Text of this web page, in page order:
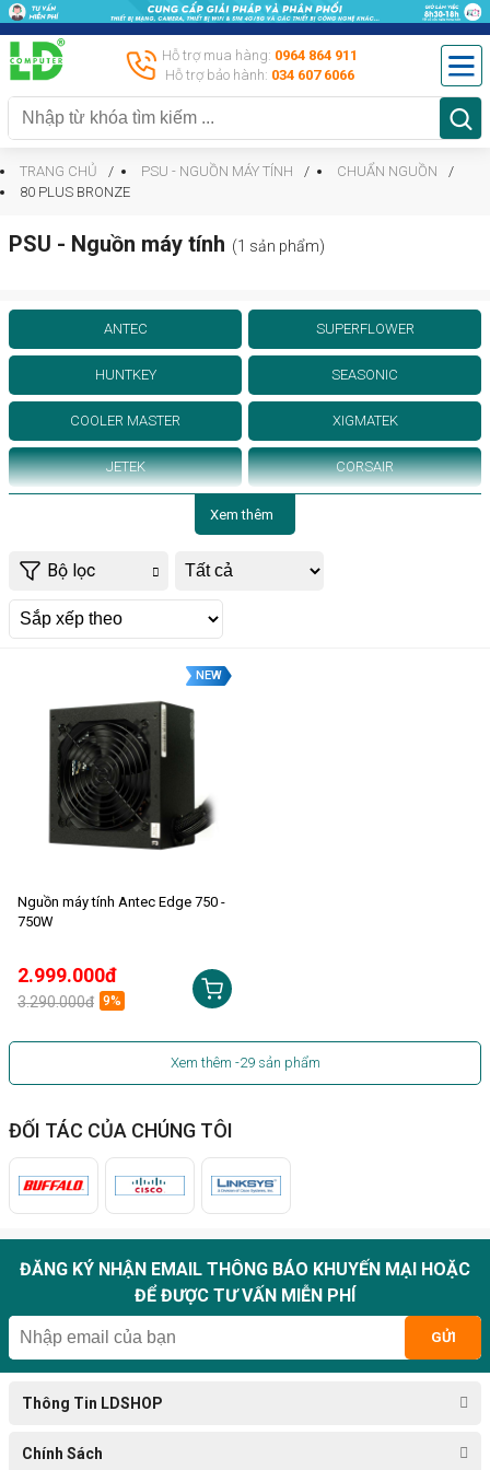
Hỗ trợ mua hàng: 0964 864 911
Hỗ trợ bảo hành: 034 607 6066
TRANG CHỦ PSU - NGUỒN MÁY TÍNH
CHUẨN NGUỒN
80 PLUS BRONZE
PSU - Nguồn máy tính (1 sản phẩm)
ANTEC SUPERFLOWER
HUNTKEY SEASONIC
COOLER MASTER XIGMATEK
JETEK CORSAIR
Xem thêm
Bộ lọc
NEW
Nguồn máy tính Antec Edge 750 -
750W
2.999.000đ
3.290.000đ 9%
Xem thêm -29sản phẩm
ĐỐI TÁC CỦA CHÚNG TÔI
ĐĂNG KÝ NHẬN EMAIL THÔNG BÁO KHUYẾN MẠI HOẶC
ĐỂ ĐƯỢC TƯ VẤN MIỄN PHÍ
GỬI
Thông Tin LDSHOP
Chính Sách